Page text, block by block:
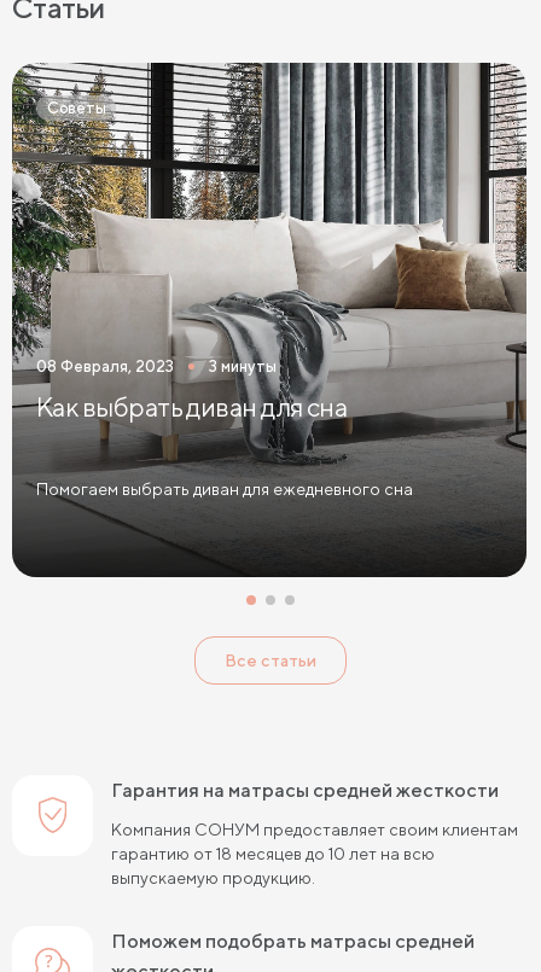
Тонкие матрасы Матрасы с независимыми пружинами
Матрасы из латекса Кокосовые матрасы
Матрасы из латекса и кокоса
Матрасы с эффектом памяти Высокие матрасы
Матрасы с 5 зонами жесткости
Матрасы с 7 зонами жесткости
Односпальные матрасы Двуспальные матрасы
Матрасы для кроватей
Матрасы для кроватей трансформеров
Тонкие мягкие матрасы Тонкие жесткие матрасы
Односпальные пружинные матрасы
Пружинные матрасы 120 см
Пружинные матрасы 140 см
Пружинные матрасы 180 см
Советы
08 Февраля, 2023 3 минуты
Как выбрать диван для сна
Помогаем выбрать диван для ежедневного сна
Все статьи
Гарантия на матрасы средней жесткости
Компания СОНУМ предоставляет своим клиентам
гарантию от 18 месяцев до 10 лет на всю
выпускаемую продукцию.
Поможем подобрать матрасы средней